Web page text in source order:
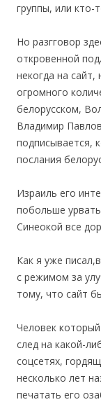
группы, или кто-
Но разгговор
откровенной
некогда на
огромного
белорусском,
Владимир
подписывается,
послания
Израиль его
побольше
Синеокой все
Как я уже
с режимом за
тому, что сайт
Человек
след на какой-
соцсетях,
несколько лет
печатать его